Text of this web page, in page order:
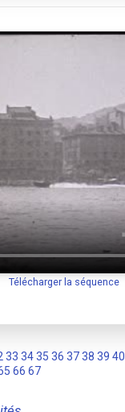
Télécharger la séquence
33 34 35 36 37 38 39 40
66 67